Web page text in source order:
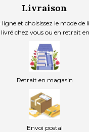
Livraison
et choisissez le mode de
chez vous ou en retrait
Retrait en magasin
Envoi postal